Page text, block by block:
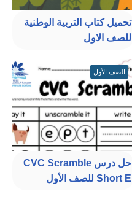
تحميل كتاب التربية الوطنية
للصف الاول
الصف الأول
حل درس CVC Scramble
Short E للصف الأول